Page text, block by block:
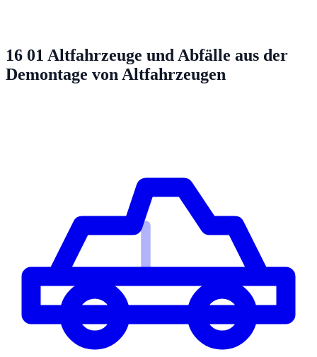
16 01 Altfahrzeuge und Abfälle aus der
Demontage von Altfahrzeugen